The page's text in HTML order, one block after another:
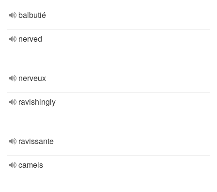
balbutié
nerved
nerveux
ravishingly
ravissante
camels